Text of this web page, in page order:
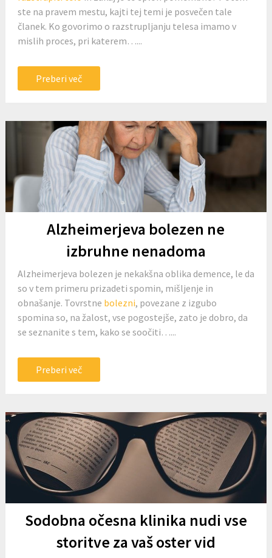
ste na pravem mestu, kajti tej temi je posvečen tale
članek. Ko govorimo o razstrupljanju telesa imamo v
mislih proces, pri katerem…...
Preberi več
Alzheimerjeva bolezen ne
izbruhne nenadoma
Alzheimerjeva bolezen je nekakšna oblika demence, le da
so v tem primeru prizadeti spomin, mišljenje in
obnašanje. Tovrstne bolezni, povezane z izgubo
spomina so, na žalost, vse pogostejše, zato je dobro, da
se seznanite s tem, kako se soočiti…...
Preberi več
Sodobna očesna klinika nudi vse
storitve za vaš oster vid